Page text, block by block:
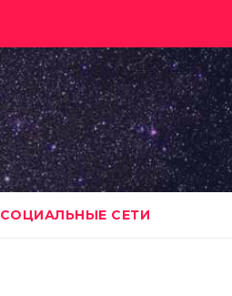
СОЦИАЛЬНЫЕ СЕТИ